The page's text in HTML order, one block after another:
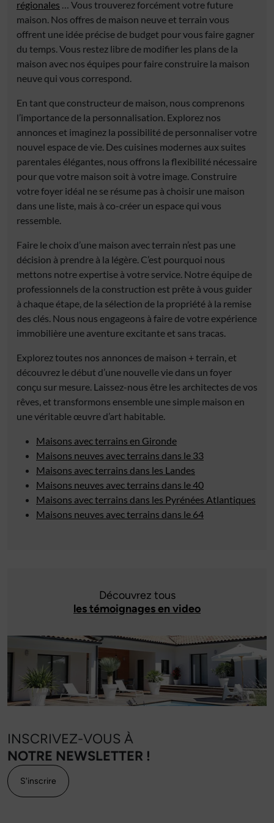
régionales … Vous trouverez forcément votre future
maison. Nos offres de maison neuve et terrain vous
offrent une idée précise de budget pour vous faire gagner
du temps. Vous restez libre de modifier les plans de la
maison avec nos équipes pour faire construire la maison
neuve qui vous correspond.
En tant que constructeur de maison, nous comprenons
l’importance de la personnalisation. Explorez nos
annonces et imaginez la possibilité de personnaliser votre
nouvel espace de vie. Des cuisines modernes aux suites
parentales élégantes, nous offrons la flexibilité nécessaire
pour que votre maison soit à votre image. Construire
votre foyer idéal ne se résume pas à choisir une maison
dans une liste, mais à co-créer un espace qui vous
ressemble.
Faire le choix d’une maison avec terrain n’est pas une
décision à prendre à la légère. C’est pourquoi nous
mettons notre expertise à votre service. Notre équipe de
professionnels de la construction est prête à vous guider
à chaque étape, de la sélection de la propriété à la remise
des clés. Nous nous engageons à faire de votre expérience
immobilière une aventure excitante et sans tracas.
Explorez toutes nos annonces de maison + terrain, et
découvrez le début d’une nouvelle vie dans un foyer
conçu sur mesure. Laissez-nous être les architectes de vos
rêves, et transformons ensemble une simple maison en
une véritable œuvre d’art habitable.
Maisons avec terrains en Gironde
Maisons neuves avec terrains dans le 33
Maisons avec terrains dans les Landes
Maisons neuves avec terrains dans le 40
Maisons avec terrains dans les Pyrénées Atlantiques
Maisons neuves avec terrains dans le 64
Découvrez tous
les témoignages en video
INSCRIVEZ-VOUS À
NOTRE NEWSLETTER !
S'inscrire